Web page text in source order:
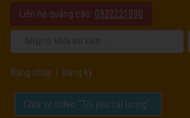
Liên hệ quảng cáo: 0932221090
Đăng nhập Đăng ký
Chia sẻ video "Tôi yêu cải lương".